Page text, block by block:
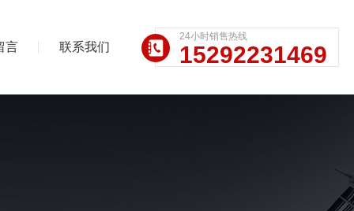
言 联系我们
24小时销售热线
15292231469